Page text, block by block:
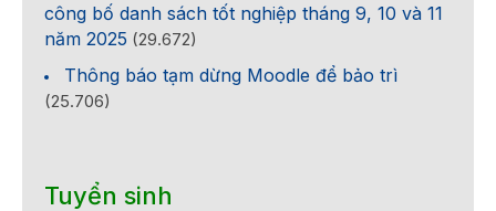
công bố danh sách tốt nghiệp tháng 9, 10 và 11
năm 2025 (29.672)
Thông báo tạm dừng Moodle để bảo trì
(25.706)
Tuyển sinh